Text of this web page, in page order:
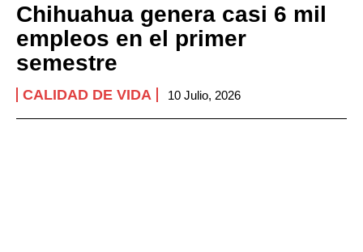
Chihuahua genera casi 6 mil
empleos en el primer
semestre
CALIDAD DE VIDA 10 Julio, 2026